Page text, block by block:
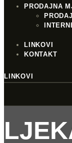
PRODAJNA
LINKOVI
KONTAKT
LINKOVI